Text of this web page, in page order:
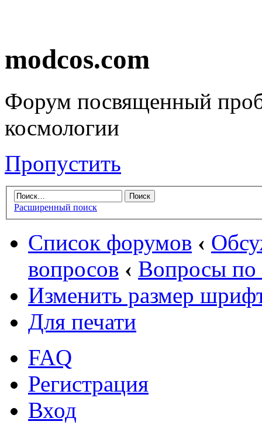
modcos.com
Форум посвященный
космологии
Пропустить
Расширенный поиск
Список форумов ‹
вопросов ‹ Вопросы по
Изменить размер
Для печати
FAQ
Регистрация
Вход